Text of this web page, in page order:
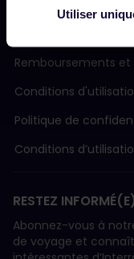
Utiliser
Remboursements
Conditions
Politique de
Conditions
RESTEZ
Abonnez-vous à
de voyage et